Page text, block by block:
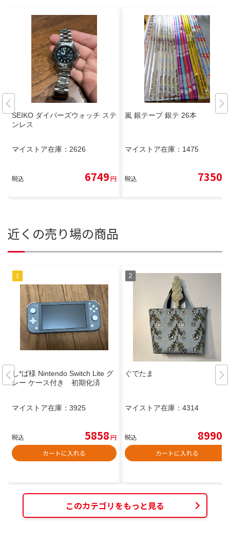
SEIKO ダイバーズウォッチ ステ
ンレス
マイストア在庫： 2626
税込 6749円
嵐 銀テープ 銀テ 26本
マイストア在庫： 1475
税込 7350
近くの売り場の商品
し*ば様 Nintendo Switch Lite グ
レー ケース付き 初期化済
マイストア在庫： 3925
税込 5858円
カートに入れる
ぐでたま
マイストア在庫： 4314
税込 8990
カートに入れる
このカテゴリをもっと見る